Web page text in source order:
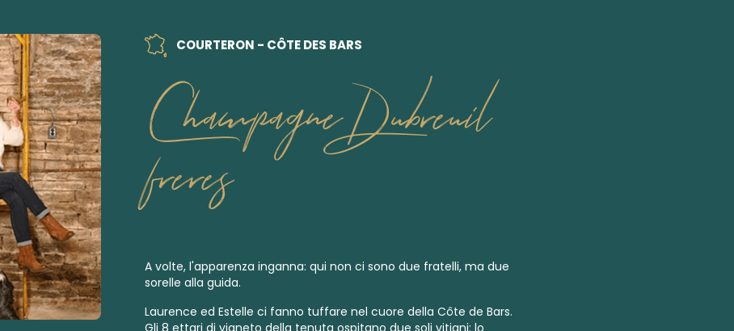
COURTERON - CÔTE DES BARS
Champagne Dubreuil
freres
A volte, l'apparenza inganna: qui non ci sono due fratelli, ma due
sorelle alla guida.
Laurence ed Estelle ci fanno tuffare nel cuore della Côte de Bars.
Gli 8 ettari di vigneto della tenuta ospitano due soli vitigni: lo